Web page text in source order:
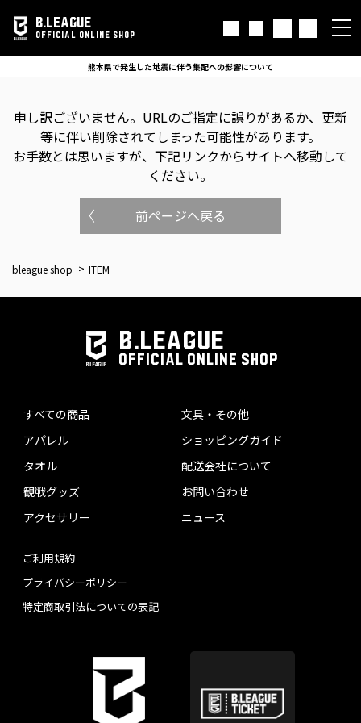
B.LEAGUE
OFFICIAL ONLINE SHOP
熊本県で発生した地震に伴う集配への影響について
申し訳ございません。 URLのご指定に誤りがあるか、更新
等に伴い削除されてしまった可能性があります。
お手数とは思いますが、下記リンクからサイトへ移動して
ください。
前ページへ戻る
bleague shop ITEM
B.LEAGUE
OFFICIAL ONLINE SHOP
すべての商品
アパレル
タオル
観戦グッズ
アクセサリー
文具・その他
ショッピングガイド
配送会社について
お問い合わせ
ニュース
ご利用規約
プライバシーポリシー
特定商取引法についての表記